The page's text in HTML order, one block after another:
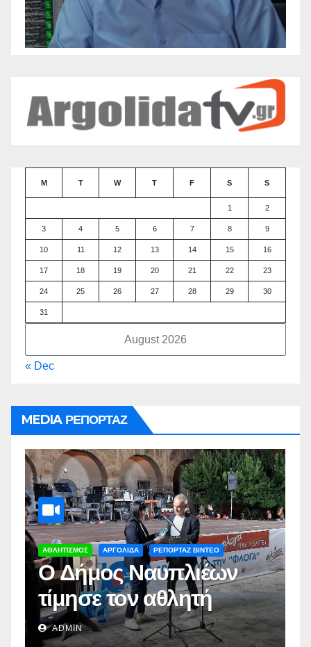
August 2026
M T W T F S S
1 2
3 4 5 6 7 8 9
10 11 12 13 14 15 16
17 18 19 20 21 22 23
24 25 26 27 28 29 30
31
« Dec
MEDIA ΡΕΠΟΡΤΑΖ
ΑΡΓΟΛΙΔΑ ΡΕΠΟΡΤΑΖ ΒΙΝΤΕΟ
Δωρεάν στειρώσεις
από το Δήμο
Ναυπλιέων(vid)
ADMIN